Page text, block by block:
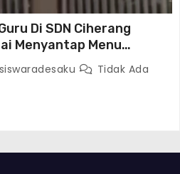
Di SDN Ciherang
Menyantap Menu
Korban Dirawat DiTidak Ada